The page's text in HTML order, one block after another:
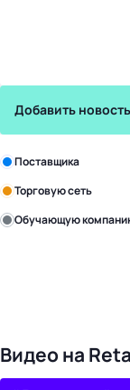
Добавить
Поставщика
Торговую сеть
Обучающую
Видео на